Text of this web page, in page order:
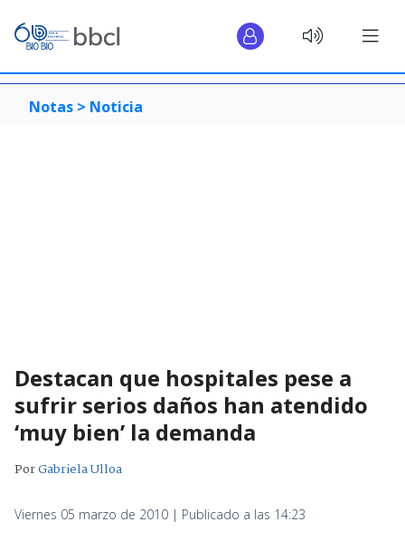
Notas > Noticia
Destacan que hospitales pese a
sufrir serios daños han atendido
‘muy bien’ la demanda
PorGabriela Ulloa
Viernes 05 marzo de 2010 | Publicado a las 14:23